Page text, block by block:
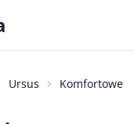
Ursus Komfortowe